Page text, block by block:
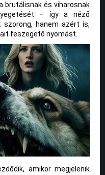
brutálisnak és viharosnak
– így a néző
hanem azért is,
feszegető nyomást.
amikor megjelenik